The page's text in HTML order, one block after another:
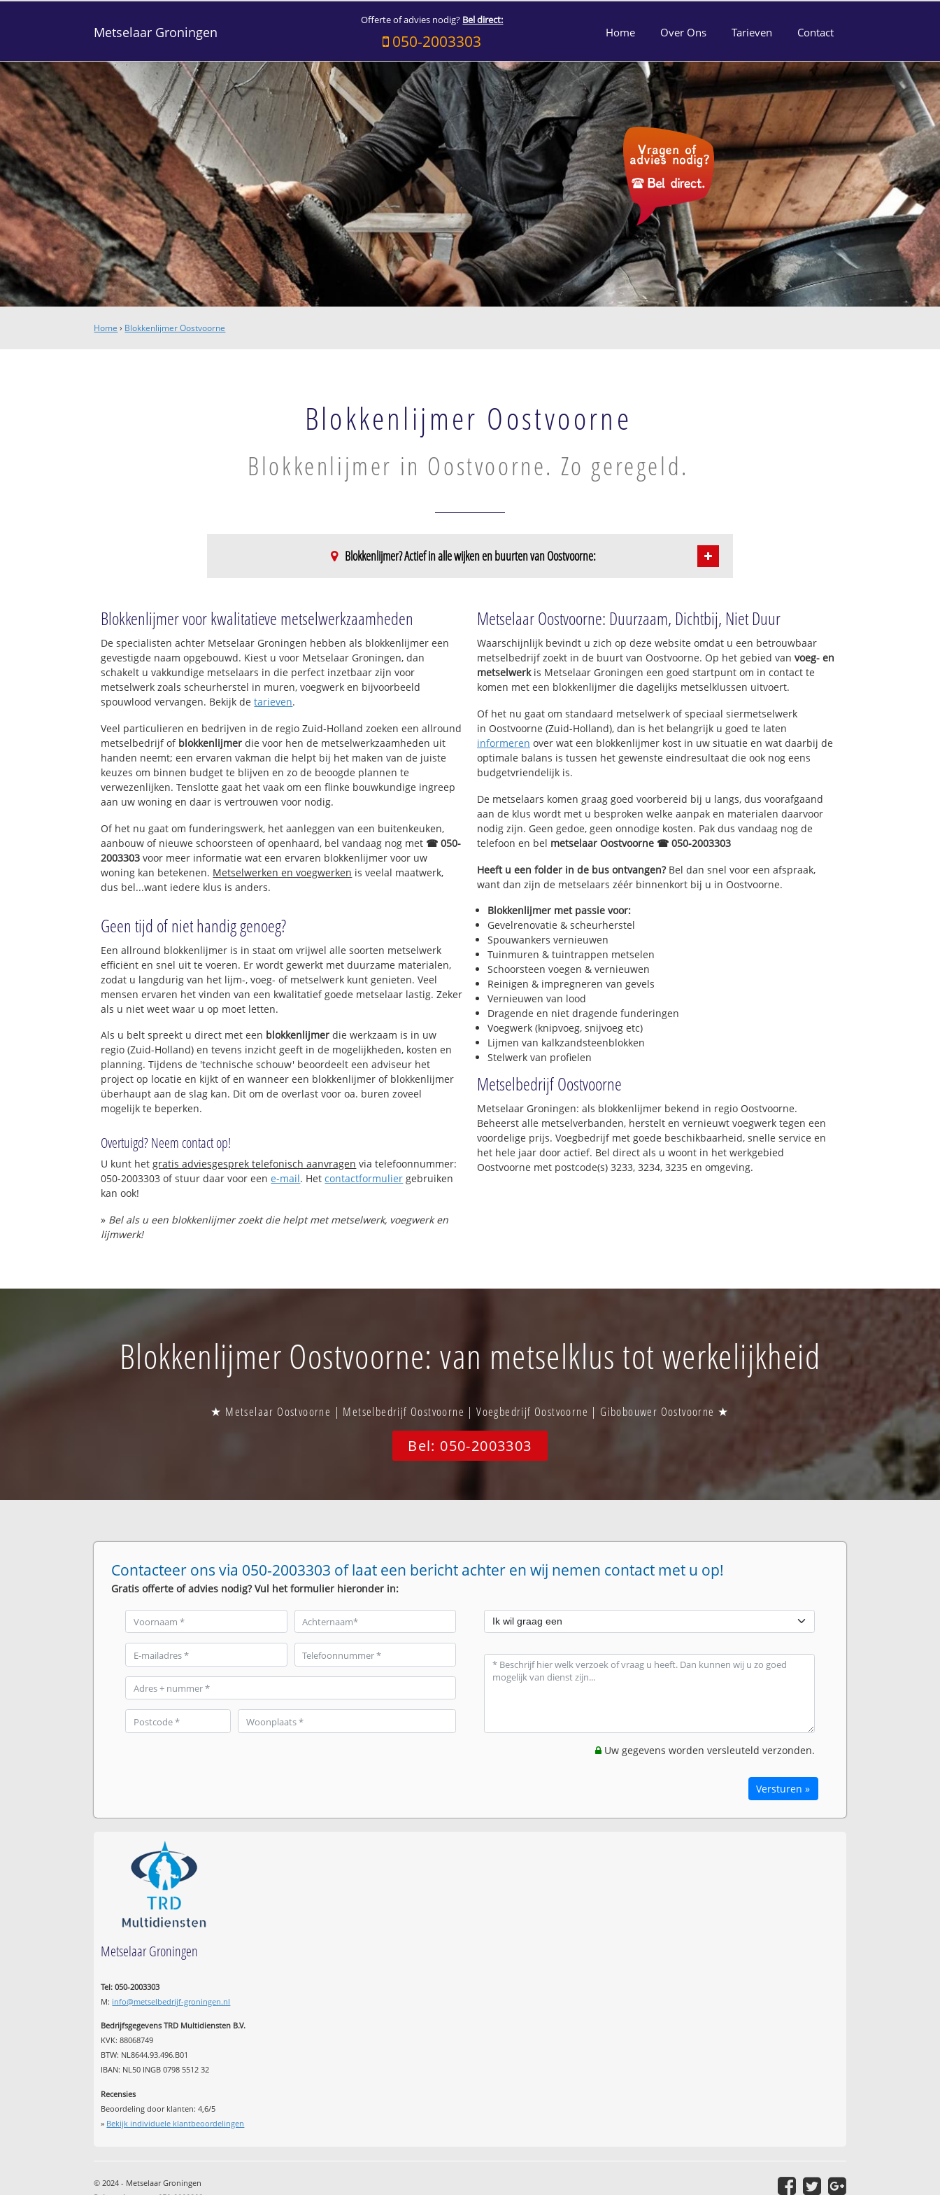
Metselaar Groningen
Offerte of advies nodig? Bel direct:
050-2003303 Home Over Ons Tarieven Contact
Home › Blokkenlijmer Oostvoorne
Blokkenlijmer Oostvoorne
Blokkenlijmer in Oostvoorne. Zo geregeld.
Blokkenlijmer? Actief in alle wijken en buurten van Oostvoorne:
De Waranda
Kruiningergors
Tinte
Goudhoek
Vogelenzang
Duinoord
Blokkenlijmer voor kwalitatieve metselwerkzaamheden
De specialisten achter Metselaar Groningen hebben als blokkenlijmer een
gevestigde naam opgebouwd. Kiest u voor Metselaar Groningen, dan
schakelt u vakkundige metselaars in die perfect inzetbaar zijn voor
metselwerk zoals scheurherstel in muren, voegwerk en bijvoorbeeld
spouwlood vervangen. Bekijk detarieven.
Veel particulieren en bedrijven in de regio Zuid-Holland zoeken een allround
metselbedrijf of blokkenlijmer die voor hen de metselwerkzaamheden uit
handen neemt; een ervaren vakman die helpt bij het maken van de juiste
keuzes om binnen budget te blijven en zo de beoogde plannen te
verwezenlijken. Tenslotte gaat het vaak om een flinke bouwkundige ingreep
aan uw woning en daar is vertrouwen voor nodig.
Of het nu gaat om funderingswerk, het aanleggen van een buitenkeuken,
aanbouw of nieuwe schoorsteen of openhaard, bel vandaag nog met ☎ 050-
2003303 voor meer informatie wat een ervaren blokkenlijmer voor uw
woning kan betekenen. Metselwerken en voegwerken is veelal maatwerk,
dus bel...want iedere klus is anders.
Geen tijd of niet handig genoeg?
Een allround blokkenlijmer is in staat om vrijwel alle soorten metselwerk
efficiënt en snel uit te voeren. Er wordt gewerkt met duurzame materialen,
zodat u langdurig van het lijm-, voeg- of metselwerk kunt genieten. Veel
mensen ervaren het vinden van een kwalitatief goede metselaar lastig. Zeker
als u niet weet waar u op moet letten.
Als u belt spreekt u direct met een blokkenlijmer die werkzaam is in uw
regio (Zuid-Holland) en tevens inzicht geeft in de mogelijkheden, kosten en
planning. Tijdens de 'technische schouw' beoordeelt een adviseur het
project op locatie en kijkt of en wanneer een blokkenlijmer of blokkenlijmer
überhaupt aan de slag kan. Dit om de overlast voor oa. buren zoveel
mogelijk te beperken.
Overtuigd? Neem contact op!
U kunt hetgratis adviesgesprek telefonisch aanvragen via telefoonnummer:
050-2003303 of stuur daar voor eene-mail. Hetcontactformulier gebruiken
kan ook!
» Bel als u een blokkenlijmer zoekt die helpt met metselwerk, voegwerk en
lijmwerk!
Metselaar Oostvoorne: Duurzaam, Dichtbij, Niet Duur
Waarschijnlijk bevindt u zich op deze website omdat u een betrouwbaar
metselbedrijf zoekt in de buurt van Oostvoorne. Op het gebied van voeg- en
metselwerkis Metselaar Groningen een goed startpunt om in contact te
komen met een blokkenlijmer die dagelijks metselklussen uitvoert.
Of het nu gaat om standaard metselwerk of speciaal siermetselwerk
in Oostvoorne (Zuid-Holland), dan is het belangrijk u goed te laten
informeren over wat een blokkenlijmer kost in uw situatie en wat daarbij de
optimale balans is tussen het gewenste eindresultaat die ook nog eens
budgetvriendelijk is.
De metselaars komen graag goed voorbereid bij u langs, dus voorafgaand
aan de klus wordt met u besproken welke aanpak en materialen daarvoor
nodig zijn. Geen gedoe, geen onnodige kosten. Pak dus vandaag nog de
telefoon en bel metselaar Oostvoorne ☎ 050-2003303
Heeft u een folder in de bus ontvangen?Bel dan snel voor een afspraak,
want dan zijn de metselaars zéér binnenkort bij u in Oostvoorne.
Blokkenlijmer met passie voor:
Gevelrenovatie & scheurherstel
Spouwankers vernieuwen
Tuinmuren & tuintrappen metselen
Schoorsteen voegen & vernieuwen
Reinigen & impregneren van gevels
Vernieuwen van lood
Dragende en niet dragende funderingen
Voegwerk (knipvoeg, snijvoeg etc)
Lijmen van kalkzandsteenblokken
Stelwerk van profielen
Metselbedrijf Oostvoorne
Metselaar Groningen: als blokkenlijmer bekend in regio Oostvoorne.
Beheerst alle metselverbanden, herstelt en vernieuwt voegwerk tegen een
voordelige prijs. Voegbedrijf met goede beschikbaarheid, snelle service en
het hele jaar door actief. Bel direct als u woont in het werkgebied
Oostvoorne met postcode(s) 3233, 3234, 3235 en omgeving.
Blokkenlijmer Oostvoorne: van metselklus tot werkelijkheid
★ Metselaar Oostvoorne | Metselbedrijf Oostvoorne | Voegbedrijf Oostvoorne | Gibobouwer Oostvoorne ★
Bel: 050-2003303
Contacteer ons via 050-2003303 of laat een bericht achter en wij nemen contact met u op!
Gratis offerte of advies nodig? Vul het formulier hieronder in:
Uw gegevens worden versleuteld verzonden.
Versturen »
Metselaar Groningen
Tel: 050-2003303
M: info@metselbedrijf-groningen.nl
Bedrijfsgegevens TRD Multidiensten B.V.
KVK: 88068749
BTW: NL8644.93.496.B01
IBAN: NL50 INGB 0798 5512 32
Recensies
Beoordeling door klanten:4,6/5
» Bekijk individuele klantbeoordelingen
© 2024 - Metselaar Groningen